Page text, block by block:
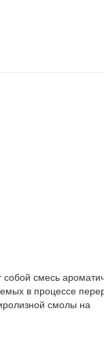
смесь
в процессе
смолы на